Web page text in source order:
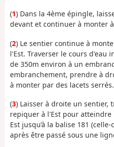
(1) Dans la 4ème épingle,
devant et continuer à monter
(2) Le sentier continue à
l'Est. Traverser le cours
de 350m environ à un
embranchement, prendre à
à monter par des lacets serrés.
(3) Laisser à droite un sentier,
repiquer à l'Est pour
Est jusqu’à la balise 181
après être passé sous une